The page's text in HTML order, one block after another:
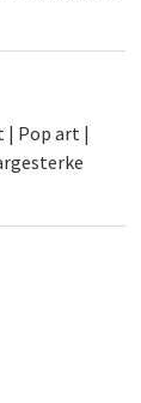
| Pop art |